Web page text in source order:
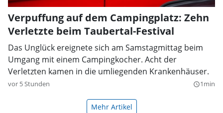
Verpuffung auf dem Campingplatz: Zehn
Verletzte beim Taubertal-Festival
Das Unglück ereignete sich am Samstagmittag beim
Umgang mit einem Campingkocher. Acht der
Verletzten kamen in die umliegenden Krankenhäuser.
vor 5 Stunden query_builder1min
Mehr Artikel